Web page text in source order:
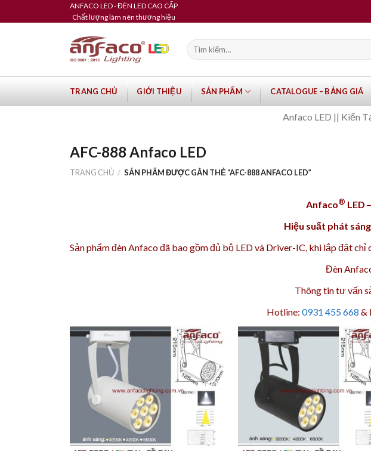
to
ANFACO LED - ĐÈN LED CAO CẤP
Chất lượng làm nên thương hiệu
Tìm
kiếm:
TRANG CHỦ GIỚI THIỆU SẢN PHẨM CATALOGUE – BẢNG GIÁ
Anfaco LED || Kiến
AFC-888 Anfaco LED
TRANG CHỦ / SẢN PHẨM ĐƯỢC GẮN THẺ “AFC-888 ANFACO LED”
Anfaco® LED
Hiệu suất phát
Sản phẩmđèn Anfacođã bao gồm đủ bộ LED và Driver-IC, khi lắp đặt chỉ
Đèn
Thông tin tư vấn
Hotline: 0931 455 668 &